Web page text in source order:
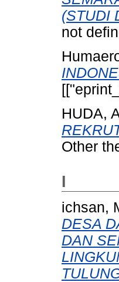
(STUDI
not
HUDA,
Other
I
ichsan,
DESA
DAN